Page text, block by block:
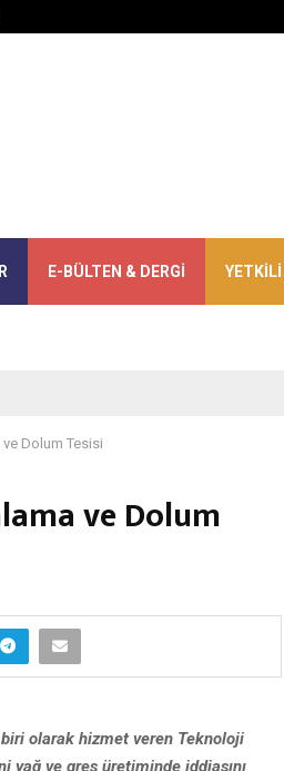
E-BÜLTEN & DERGI YETKILI
Dolum Tesisi
ve Dolum
olarak hizmet veren Teknoloji
yağ ve gres üretiminde iddiasını